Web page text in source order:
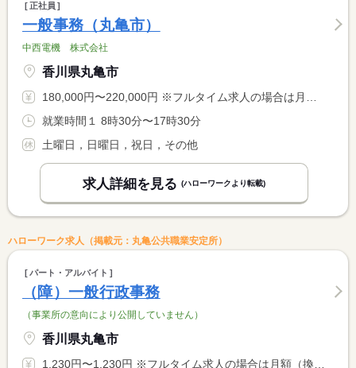
正社員
一般事務（丸亀市）
中西電機 株式会社
香川県丸亀市
180,000円〜220,000円 ※フルタイム求人の場合は月額（換算額）、パート求人の場合は時間額を表示しています。
就業時間１ 8時30分〜17時30分
土曜日，日曜日，祝日，その他
求人詳細を見る (ハローワークより転載)
ハローワーク求人（掲載元：丸亀公共職業安定所）
パート・アルバイト
（障）一般行政事務
（事業所の意向により公開していません）
香川県丸亀市
1,230円〜1,230円 ※フルタイム求人の場合は月額（換算額）、パート求人の場合は時間額を表示しています。